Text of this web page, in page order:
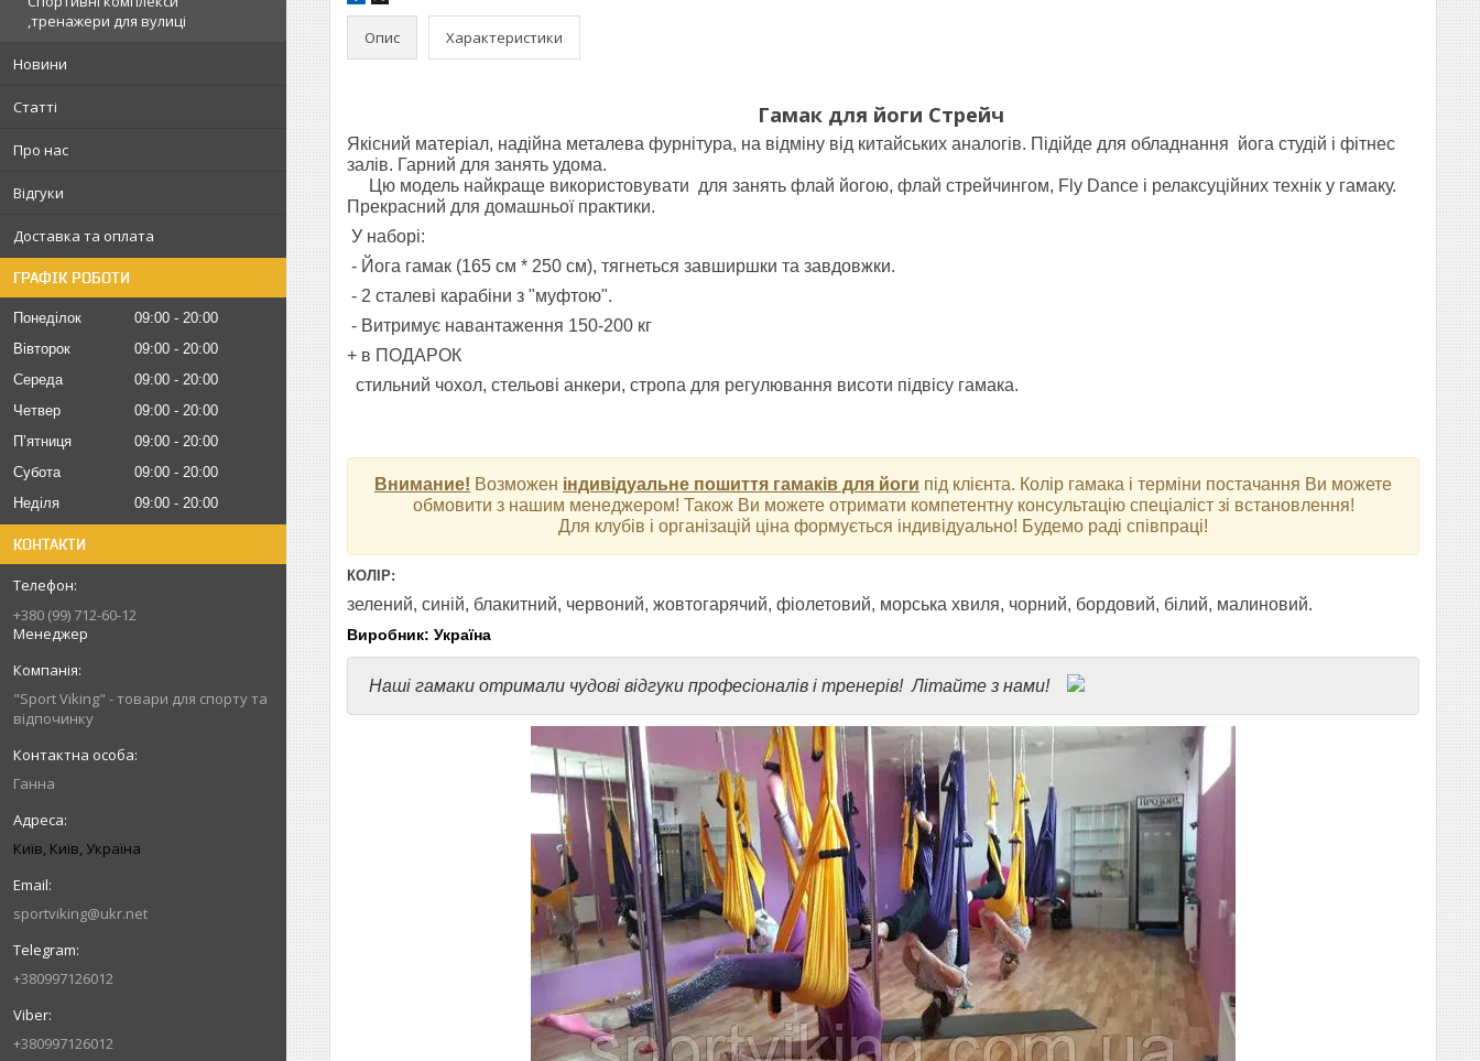
,тренажери для вулиці
Новини
Статті
Про нас
Відгуки
Доставка та оплата
ГРАФІК РОБОТИ
Понеділок 09:00
20:00
Вівторок
09:00
20:00
Середа
09:00
20:00
Четвер
09:00
20:00
Пʼятниця
09:00
20:00
Субота
09:00
20:00
Неділя
09:00 20:00
КОНТАКТИ
+380 (99) 712-60-12
Менеджер
"Sport Viking" - товари для спорту та
відпочинку
Ганна
Київ, Київ, Україна
sportviking@ukr.net
+380997126012
+380997126012
Опис Характеристики
Гамак для йоги Стрейч
Якісний матеріал, надійна металева фурнітура, на відміну від китайських аналогів. Підійде для обладнання йога студій і фітнес
залів. Гарний для занять удома.
Цю модель найкраще використовувати для занять флай йогою, флай стрейчингом, Fly Dance і релаксуційних технік у гамаку.
Прекрасний для домашньої практики.
У наборі:
- Йога гамак (165 см * 250 см), тягнеться завширшки та завдовжки.
- 2 сталеві карабіни з "муфтою".
- Витримує навантаження 150-200 кг
+ в ПОДАРОК
стильний чохол, стельові анкери, стропа для регулювання висоти підвісу гамака.
Внимание! Возможен індивідуальне пошиття гамаків для йоги під клієнта. Колір гамака і терміни постачання Ви можете
обмовити з нашим менеджером! Також Ви можете отримати компетентну консультацію спеціаліст зі встановлення!
Для клубів і організацій ціна формується індивідуально! Будемо раді співпраці!
КОЛІР:
зелений, синій, блакитний, червоний, жовтогарячий, фіолетовий, морська хвиля, чорний, бордовий, білий, малиновий.
Виробник: Україна
Наші гамаки отримали чудові відгуки професіоналів і тренерів! Літайте з нами!